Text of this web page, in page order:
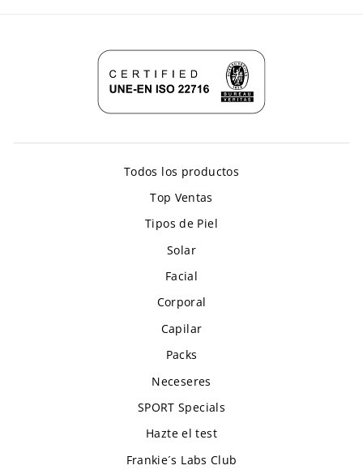
Todos los productos
Top Ventas
Tipos de Piel
Solar
Facial
Corporal
Capilar
Packs
Neceseres
SPORT Specials
Hazte el test
Frankie´s Labs Club